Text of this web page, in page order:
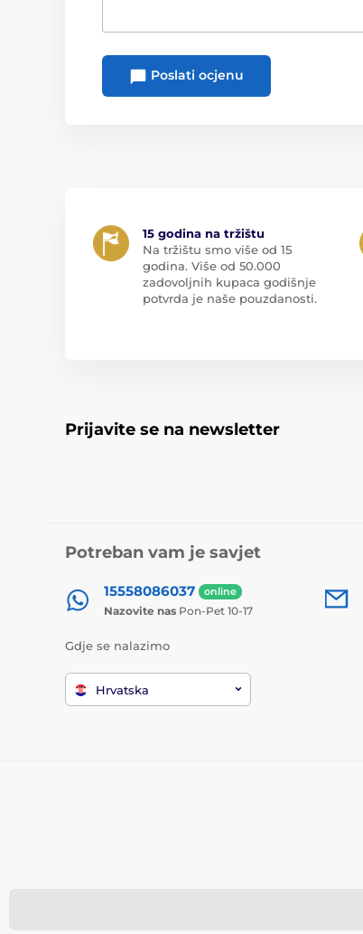
Poslati ocjenu
15 godina na tržištu
Na tržištu smo više od 15
godina. Više od 50.000
zadovoljnih kupaca godišnje
potvrda je naše pouzdanosti.
Prijavite se na newsletter
Potreban vam je savjet
15558086037 online
Nazovite nas Pon-Pet 10-17
Gdje se nalazimo
Hrvatska